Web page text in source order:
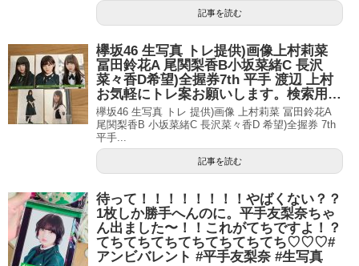
記事を読む
欅坂46 生写真 トレ提供)画像上村莉菜
冨田鈴花A 尾関梨香B小坂菜緒C 長沢
菜々香D希望)全握券7th 平手 渡辺 上村
お気軽にトレ案お願いします。検索用…
欅坂46 生写真 トレ 提供)画像 上村莉菜 冨田鈴花A
尾関梨香B 小坂菜緒C 長沢菜々香D 希望)全握券 7th
平手...
記事を読む
待って！！！！！！！！やばくない？？
1枚しか勝手へんのに。平手友梨奈ちゃ
ん出ました〜！！これがてちですよ！？
てちてちてちてちてちてちてち♡♡♡#
アンビバレント #平手友梨奈 #生写真